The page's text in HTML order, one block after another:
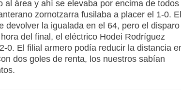
área y ahí se elevaba por encima de todos
zornotzarra fusilaba a placer el 1-0. El
devolver la igualada en el 64, pero el disparo
del final, el eléctrico Hodei Rodríguez
0. El filial armero podía reducir la distancia
dos goles de renta, los nuestros sabían